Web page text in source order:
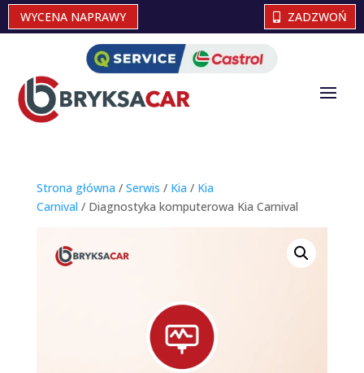
WYCENA NAPRAWY ZADZWOŃ
Strona główna / Serwis / Kia / Kia
Carnival / Diagnostyka komputerowa Kia Carnival